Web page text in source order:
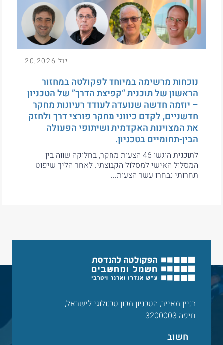
נוכחות מרשימה במיוחד לפקולטה במחזור
הראשון של תוכנית “קפיצת הדרך” של הטכניון
– יוזמה חדשה שנועדה לעודד רעיונות מחקר
חדשניים, לקדם כיווני מחקר פורצי דרך ולחזק
את המצוינות האקדמית ושיתופי הפעולה
הבין-תחומיים בטכניון.
לתוכנית הוגשו 46 הצעות מחקר, בחלוקה שווה בין
המסלול האישי למסלול הקבוצתי. לאחר הליך שיפוט
תחרותי נבחרו עשר הצעות...
בניין מאייר, הטכניון מכון טכנולוגי לישראל,
חיפה 3200003
חשוב